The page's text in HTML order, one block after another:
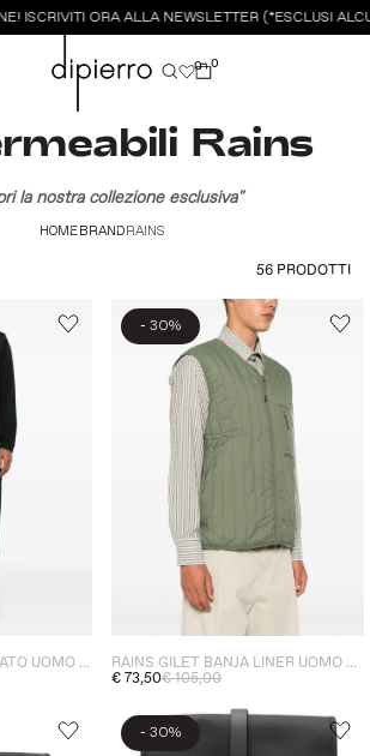
ISCRIVITI ORA ALLA NEWSLETTER (*ESCLUSI
0 0
Rains
la nostra collezione esclusiva"
HOME BRAND RAINS
56 PRODOTTI
RAINS GILET TRAPUNTATO UOMO NERO
- 30%
RAINS GILET BANJA LINER UOMO VERDE
€ 73,50€ 105,00
- 30%